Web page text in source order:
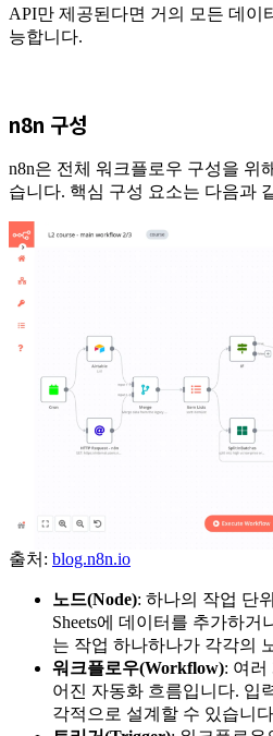
API만 제공된다면 거의 모든 데이
능합니다.
n8n 구성
n8n은 전체 워크플로우 구성을 위
습니다. 핵심 구성 요소는 다음과
출처: blog.n8n.io
노드(Node): 하나의 작업 단
Sheets에 데이터를 추가하거
는 작업 하나하나가 각각의
워크플로우(Workflow): 여러
어진 자동화 흐름입니다.
각적으로 설계할 수 있습니